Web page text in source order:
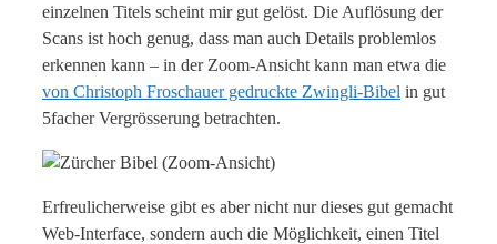
einzelnen Titels scheint mir gut gelöst. Die Auflösung der
Scans ist hoch genug, dass man auch Details problemlos
erkennen kann – in der Zoom-Ansicht kann man etwa die
von Christoph Froschauer gedruckte Zwingli-Bibel in gut
5facher Vergrösserung betrachten.
Erfreulicherweise gibt es aber nicht nur dieses gut gemacht
Web-Interface, sondern auch die Möglichkeit, einen Titel